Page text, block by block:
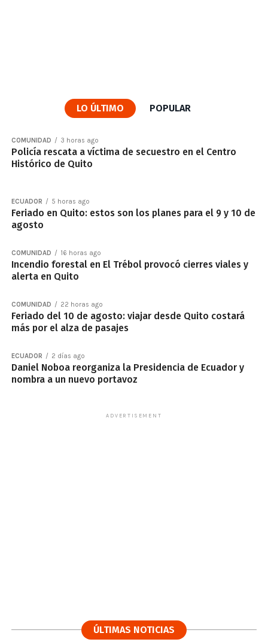
LO ÚLTIMO POPULAR
COMUNIDAD 3 horas ago
Policía rescata a víctima de secuestro en el Centro
Histórico de Quito
ECUADOR 5 horas ago
Feriado en Quito: estos son los planes para el 9 y 10 de
agosto
COMUNIDAD 16 horas ago
Incendio forestal en El Trébol provocó cierres viales y
alerta en Quito
COMUNIDAD 22 horas ago
Feriado del 10 de agosto: viajar desde Quito costará
más por el alza de pasajes
ECUADOR 2 días ago
Daniel Noboa reorganiza la Presidencia de Ecuador y
nombra a un nuevo portavoz
ADVERTISEMENT
ÚLTIMAS NOTICIAS